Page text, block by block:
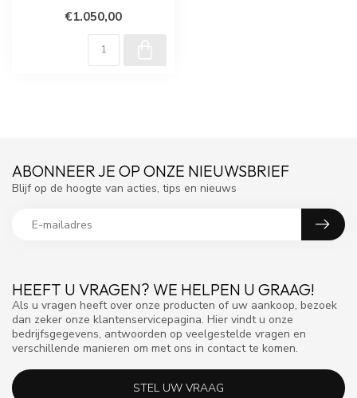
€1.050,00
HEEFT U VRAGEN? WE HELPEN U GRAAG!
Als u vragen heeft over onze producten of uw aankoop, bezoek
dan zeker onze klantenservicepagina. Hier vindt u onze
bedrijfsgegevens, antwoorden op veelgestelde vragen en
verschillende manieren om met ons in contact te komen.
STEL UW VRAAG
ABONNEER JE OP ONZE NIEUWSBRIEF
Blijf op de hoogte van acties, tips en nieuws